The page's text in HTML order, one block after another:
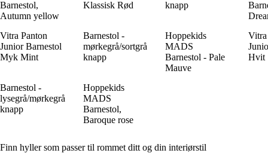
Barnestol,
Autumn yellow
Klassisk Rød
knapp
Vitra Panton
Junior Barnestol
Myk Mint
Barnestol -
mørkegrå/sortgrå
knapp
Hoppekids
MADS
Barnestol - Pale
Mauve
Vitra
Hvit
Barnestol -
lysegrå/mørkegrå
knapp
Hoppekids
MADS
Barnestol,
Baroque rose
Finn hyller som passer til rommet ditt og din interiørstil